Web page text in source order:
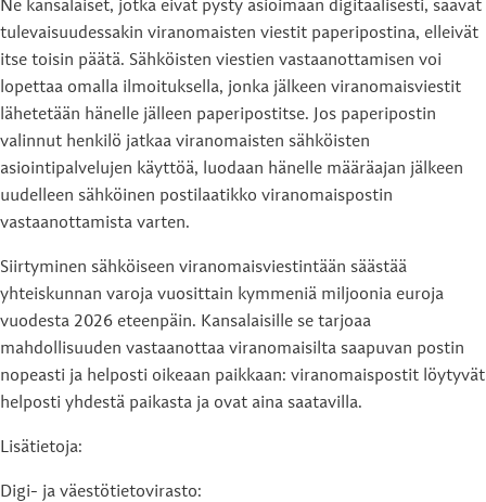
Ne kansalaiset, jotka eivät pysty asioimaan digitaalisesti, saavat
tulevaisuudessakin viranomaisten viestit paperipostina, elleivät
itse toisin päätä. Sähköisten viestien vastaanottamisen voi
lopettaa omalla ilmoituksella, jonka jälkeen viranomaisviestit
lähetetään hänelle jälleen paperipostitse. Jos paperipostin
valinnut henkilö jatkaa viranomaisten sähköisten
asiointipalvelujen käyttöä, luodaan hänelle määräajan jälkeen
uudelleen sähköinen postilaatikko viranomaispostin
vastaanottamista varten.
Siirtyminen sähköiseen viranomaisviestintään säästää
yhteiskunnan varoja vuosittain kymmeniä miljoonia euroja
vuodesta 2026 eteenpäin. Kansalaisille se tarjoaa
mahdollisuuden vastaanottaa viranomaisilta saapuvan postin
nopeasti ja helposti oikeaan paikkaan: viranomaispostit löytyvät
helposti yhdestä paikasta ja ovat aina saatavilla.
Lisätietoja:
Digi- ja väestötietovirasto: